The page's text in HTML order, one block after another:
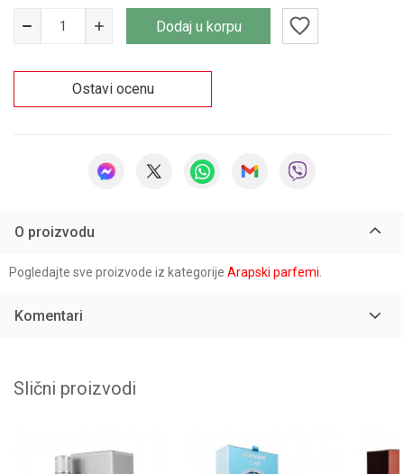
Dodaj u korpu
Ostavi ocenu
O proizvodu
Pogledajte sve proizvode iz kategorije Arapski parfemi
Komentari
Slični proizvodi